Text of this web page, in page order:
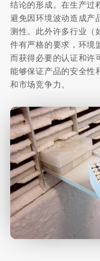
结论的形成。在生产过
避免因环境波动造成产
测性。此外许多行业（
件有严格的要求，环境
而获得必要的认证和许
能够保证产品的安全性
和市场竞争力。